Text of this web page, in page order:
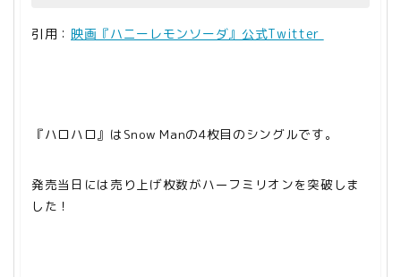
引用： 映画『ハニーレモンソーダ』公式Twitter
『ハロハロ』はSnow Manの4枚目のシングルです。
発売当日には売り上げ枚数がハーフミリオンを突破しま
した！